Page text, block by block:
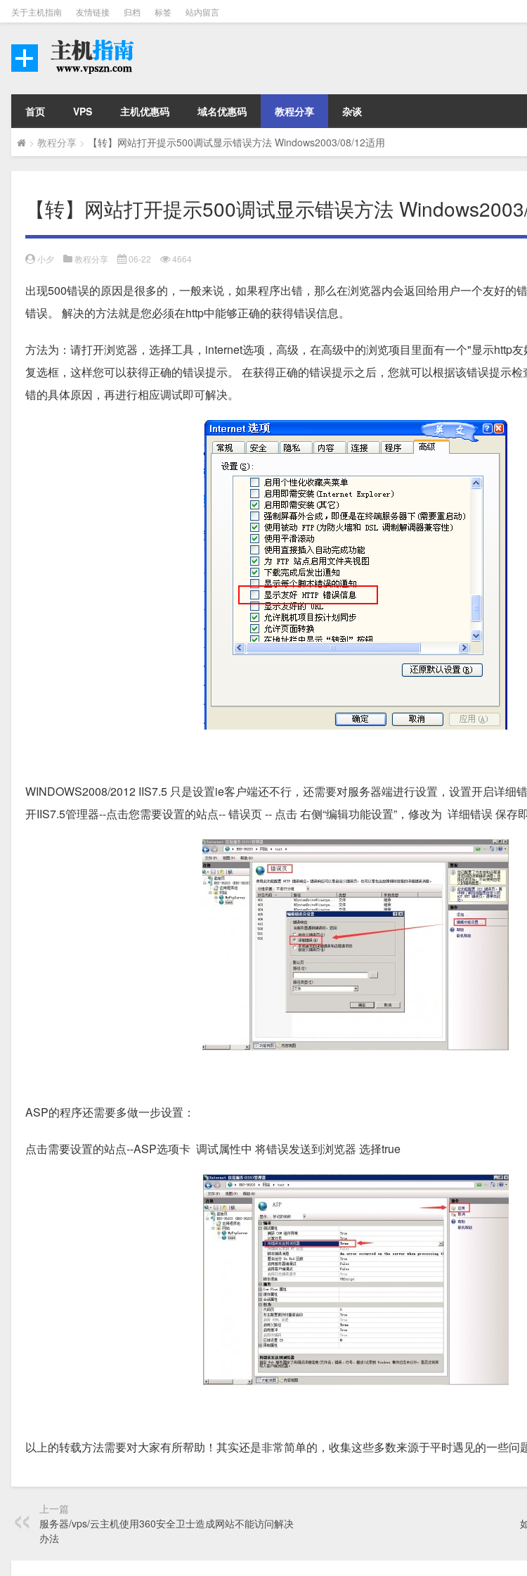
关于主机指南 友情链接 归档 标签 站内留言
首页 VPS 主机优惠码 域名优惠码 教程分享 杂谈
> 教程分享 > 【转】网站打开提示500调试显示错误方法 Windows2003/08/12适用
【转】网站打开提示500调试显示错误方法
小夕 教程分享 06-22 4664
出现500错误的原因是很多的，一般来说，如果程序出错，那么在浏览器内会返回给用户一个友好的
错误。 解决的方法就是您必须在http中能够正确的获得错误信息。
方法为：请打开浏览器，选择工具，internet选项，高级，在高级中的浏览项目里面有一个"显示http
复选框，这样您可以获得正确的错误提示。 在获得正确的错误提示之后，您就可以根据该错误提示
错的具体原因，再进行相应调试即可解决。
WINDOWS2008/2012 IIS7.5 只是设置ie客户端还不行，还需要对服务器端进行设置，设置开启详细
开IIS7.5管理器--点击您需要设置的站点-- 错误页 -- 点击 右侧“编辑功能设置”，修改为 详细错误 保存
ASP的程序还需要多做一步设置：
点击需要设置的站点--ASP选项卡 调试属性中 将错误发送到浏览器 选择true
以上的转载方法需要对大家有所帮助！其实还是非常简单的，收集这些多数来源于平时遇见的一些问
上一篇
服务器/vps/云主机使用360安全卫士造成网站不能访问解决
办法